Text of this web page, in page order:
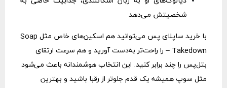
شخصیتش می‌دهد
با خرید ساپلای پس می‌توانید هم اسکین‌های خاص مثل Soap
– Takedown را راحت‌تر به‌دست آورید و هم سرعت ارتقای
بتل‌پس را چند برابر کنید. این انتخاب هوشمندانه باعث می‌شود
مثل سوپ همیشه یک قدم جلوتر از رقبا باشید و بهترین